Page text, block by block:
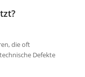
die oft
Defekte